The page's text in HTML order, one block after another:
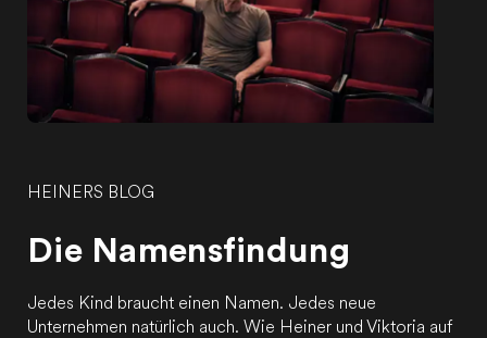
HEINERS BLOG
Die Namensfindung
Jedes Kind braucht einen Namen. Jedes neue
Unternehmen natürlich auch. Wie Heiner und Viktoria auf